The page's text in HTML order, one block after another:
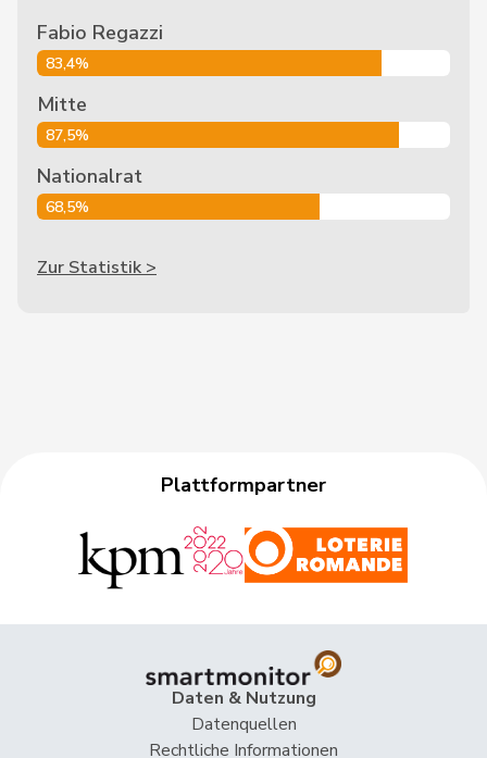
Fabio Regazzi
83,4%
Mitte
87,5%
Nationalrat
68,5%
Zur Statistik >
Plattformpartner
Daten & Nutzung
Datenquellen
Rechtliche Informationen